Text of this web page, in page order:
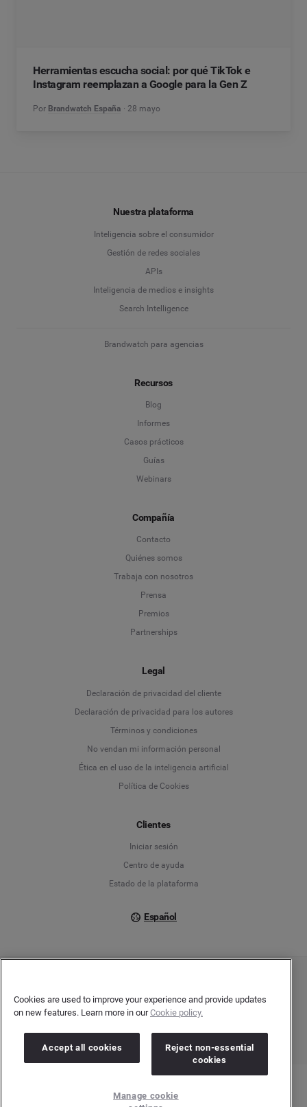
Herramientas escucha social: por qué TikTok e
Instagram reemplazan a Google para la Gen Z
Por Brandwatch España 28 mayo
Nuestra plataforma
Inteligencia sobre el consumidor
Gestión de redes sociales
APIs
Inteligencia de medios e insights
Search Intelligence
Brandwatch para agencias
Recursos
Blog
Informes
Casos prácticos
Guías
Webinars
Compañía
Contacto
Quiénes somos
Trabaja con nosotros
Prensa
Premios
Partnerships
Legal
Declaración de privacidad del cliente
Declaración de privacidad para los autores
Términos y condiciones
No vendan mi información personal
Ética en el uso de la inteligencia artificial
Política de Cookies
Clientes
Iniciar sesión
Centro de ayuda
Estado de la plataforma
Español
Company number: 03898053 | VAT number: 754 750 710
Cookies are used to improve your experience and provide updates
on new features. Learn more in ourCookie policy.
Accept all cookies
Reject non-essential
cookies
Manage cookie